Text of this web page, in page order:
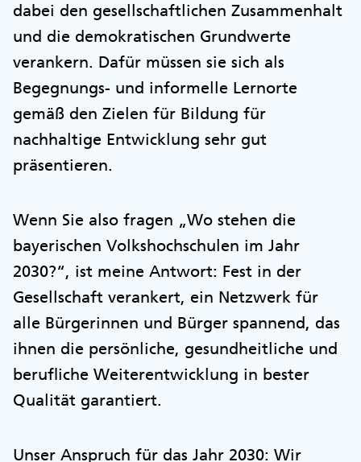
dabei den gesellschaftlichen Zusammenhalt
und die demokratischen Grundwerte
verankern. Dafür müssen sie sich als
Begegnungs- und informelle Lernorte
gemäß den Zielen für Bildung für
nachhaltige Entwicklung sehr gut
präsentieren.
Wenn Sie also fragen „Wo stehen die
bayerischen Volkshochschulen im Jahr
2030?“, ist meine Antwort: Fest in der
Gesellschaft verankert, ein Netzwerk für
alle Bürgerinnen und Bürger spannend, das
ihnen die persönliche, gesundheitliche und
berufliche Weiterentwicklung in bester
Qualität garantiert.
Unser Anspruch für das Jahr 2030: Wir